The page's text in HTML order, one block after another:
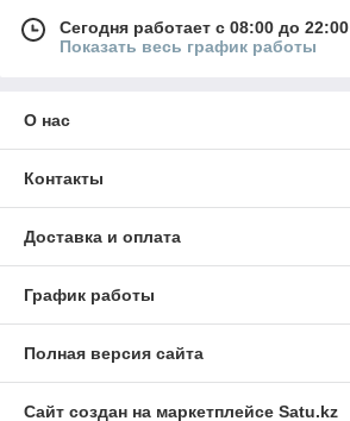
Сегодня работает с 08:00 до 22:00
Показать весь график работы
О нас
Контакты
Доставка и оплата
График работы
Полная версия сайта
Сайт создан на маркетплейсе Satu.kz